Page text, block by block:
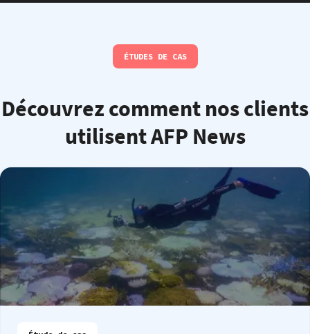
ÉTUDES DE CAS
Découvrez comment nos clients
utilisent AFP News